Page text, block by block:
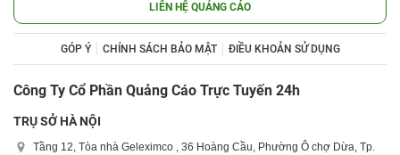
LIÊN HỆ QUẢNG CÁO
GÓP Ý CHÍNH SÁCH BẢO MẬT ĐIỀU KHOẢN SỬ DỤNG
Công Ty Cổ Phần Quảng Cáo Trực Tuyến 24h
TRỤ SỞ HÀ NỘI
Tầng 12, Tòa nhà Geleximco , 36 Hoàng Cầu, Phường Ô chợ Dừa, Tp.